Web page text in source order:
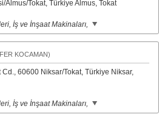
Almus/Tokat, Türkiye Almus, Tokat
İş ve İnşaat Makinaları,
KOCAMAN)
60600 Niksar/Tokat, Türkiye Niksar,
İş ve İnşaat Makinaları,